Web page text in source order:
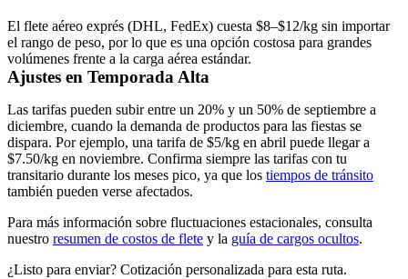
El flete aéreo exprés (DHL, FedEx) cuesta $8–$12/kg sin importar
el rango de peso, por lo que es una opción costosa para grandes
volúmenes frente a la carga aérea estándar.
Ajustes en Temporada Alta
Las tarifas pueden subir entre un 20% y un 50% de septiembre a
diciembre, cuando la demanda de productos para las fiestas se
dispara. Por ejemplo, una tarifa de $5/kg en abril puede llegar a
$7.50/kg en noviembre. Confirma siempre las tarifas con tu
transitario durante los meses pico, ya que los tiempos de tránsito
también pueden verse afectados.
Para más información sobre fluctuaciones estacionales, consulta
nuestro resumen de costos de flete y la guía de cargos ocultos.
¿Listo para enviar? Cotización personalizada para esta ruta.